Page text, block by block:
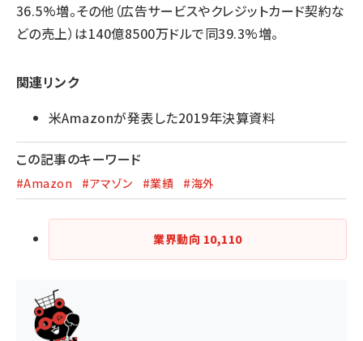
36.5%増。その他（広告サービスやクレジットカード契約な
どの売上）は140億8500万ドルで同39.3%増。
関連リンク
米Amazonが発表した2019年決算資料
この記事のキーワード
#Amazon #アマゾン #業績 #海外
業界動向 10,110